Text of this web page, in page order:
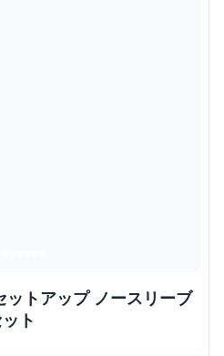
ットアップ ノースリーブ
ト